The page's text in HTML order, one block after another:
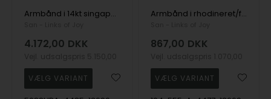
Armbånd i 14kt singapore kæde med ferskvandsperler 16+1cm, fra San - Links of Joy
4.172,00 DKK
Armbånd i rhodineret/forgyldt sterlingsølv med ferskvandsperler 16+4cm, fra San - Links of Joy
867,00 DKK